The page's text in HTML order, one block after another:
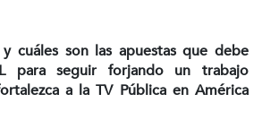
cuáles son las apuestas que debe
para seguir forjando un trabajo
a la TV Pública en América